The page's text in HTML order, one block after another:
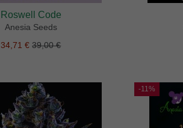
Roswell Code
Anesia Seeds
34,71 €39,00 €
-11%